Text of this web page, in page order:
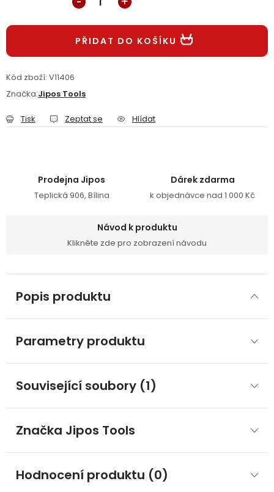
Reklamační formulář Odstoupení ve lhůtě 14 dní
Obchodní podmínky Reklamační řád
PŘIDAT DO KOŠÍKU
Kód zboží: V11406
Značka:Jipos Tools
Tisk Zeptat se Hlídat
Prodejna Jipos
Teplická 906, Bílina
Dárek zdarma
k objednávce nad 1 000 Kč
Návod k produktu
Klikněte zde pro zobrazení návodu
Popis produktu
Parametry produktu
Související soubory (1)
Značka Jipos Tools
Hodnocení produktu (0)